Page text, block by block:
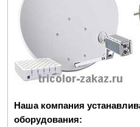
Наша компания
оборудования: